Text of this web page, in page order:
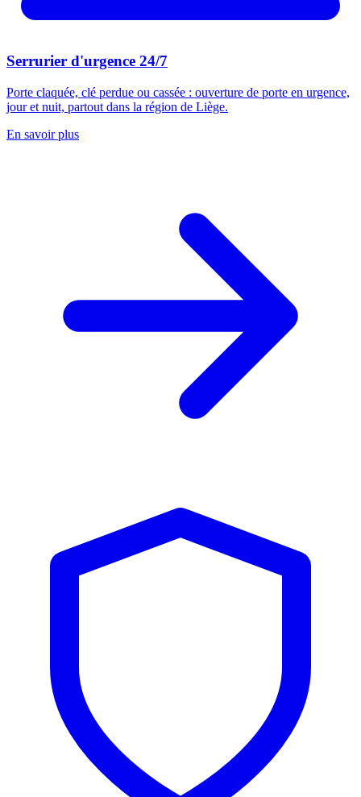
Serrurier d'urgence 24/7
Porte claquée, clé perdue ou cassée : ouverture de porte en urgence,
jour et nuit, partout dans la région de Liège.
En savoir plus